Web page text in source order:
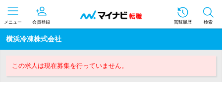
メニュー 会員登録 閲覧履歴 検索
横浜冷凍株式会社
この求人は現在募集を行っていません。